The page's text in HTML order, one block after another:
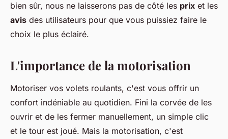
bien sûr, nous ne laisserons pas de côté les prix et les
avis des utilisateurs pour que vous puissiez faire le
choix le plus éclairé.
L'importance de la motorisation
Motoriser vos volets roulants, c'est vous offrir un
confort indéniable au quotidien. Fini la corvée de les
ouvrir et de les fermer manuellement, un simple clic
et le tour est joué. Mais la motorisation, c'est